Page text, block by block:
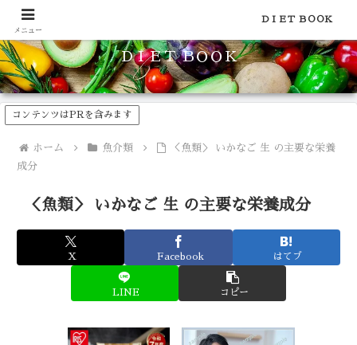
食品のカロリーや糖質などの栄養素がわかる！健康やダイエットに
ＤＩＥＴ ＢＯＯＫ
コンテンツはPRを含みます
ホーム 魚介類
＜魚類＞ いかなご 生 の主要な栄養
成分
＜魚類＞ いかなご 生 の主要な栄養成分
X Facebook はてブ
LINE コピー
メニュー
ＤＩＥＴ ＢＯＯＫ